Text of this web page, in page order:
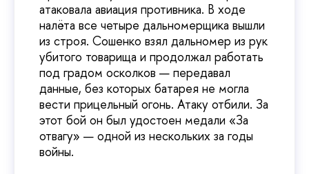
атаковала авиация противника. В ходе
налёта все четыре дальномерщика вышли
из строя. Сошенко взял дальномер из рук
убитого товарища и продолжал работать
под градом осколков — передавал
данные, без которых батарея не могла
вести прицельный огонь. Атаку отбили. За
этот бой он был удостоен медали «За
отвагу» — одной из нескольких за годы
войны.